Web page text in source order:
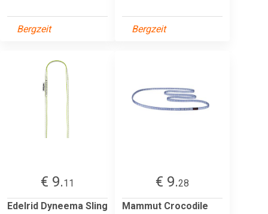
Bergzeit Bergzeit
€ 9.11
Edelrid Dyneema Sling
€ 9.28
Mammut Crocodile